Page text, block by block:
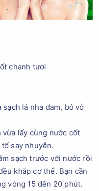
chanh tươi
lá nha đam, bỏ vỏ
vừa lấy cùng nước cốt
say nhuyễn.
sạch trước với nước rồi
khắp cơ thể. Bạn cần
vòng 15 đến 20 phút.